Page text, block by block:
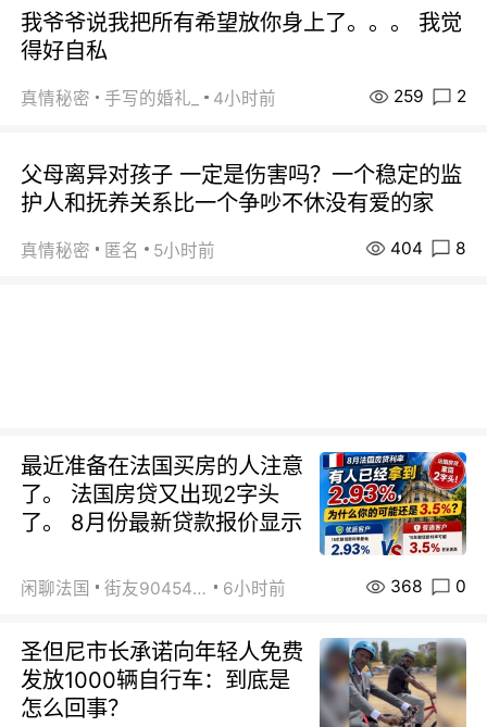
我爷爷说我把所有希望放你身上了。。。 我觉
得好自私
真情秘密 手写的婚礼_ 4小时前 259 2
父母离异对孩子 一定是伤害吗？一个稳定的监
护人和抚养关系比一个争吵不休没有爱的家
真情秘密 匿名 5小时前 404 8
最近准备在法国买房的人注意
了。 法国房贷又出现2字头
了。 8月份最新贷款报价显示
闲聊法国 街友90454511 6小时前 368 0
圣但尼市长承诺向年轻人免费
发放1000辆自行车：到底是
怎么回事？